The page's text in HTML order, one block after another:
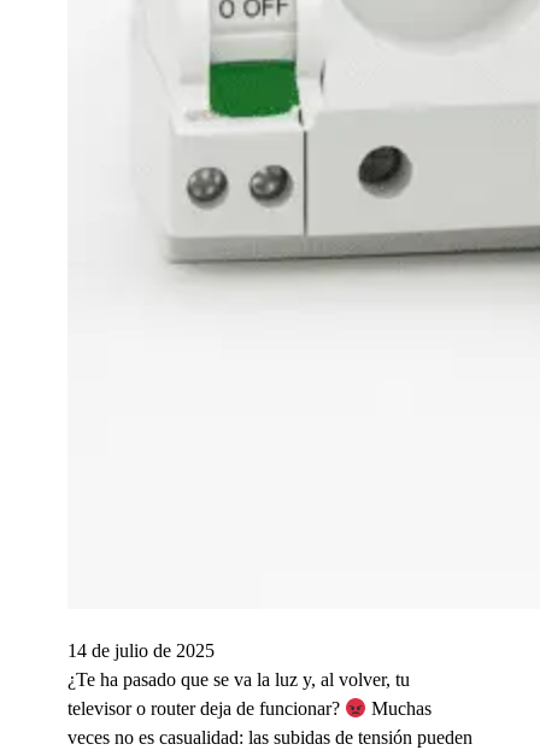
14 de julio de 2025
¿Te ha pasado que se va la luz y, al volver, tu
televisor o router deja de funcionar?
Muchas
veces no es casualidad: las subidas de tensión pueden